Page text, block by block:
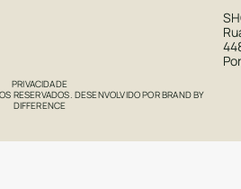
PRIVACIDADE
RESERVADOS. DESENVOLVIDO PORBRAND BY
DIFFERENCE